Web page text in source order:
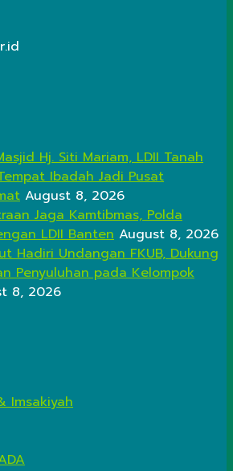
Hj. Siti Mariam, LDII Tanah
Ibadah Jadi Pusat
August 8, 2026
Jaga Kamtibmas, Polda
LDII Banten August 8, 2026
Hadiri Undangan FKUB, Dukung
Penyuluhan pada Kelompok
8, 2026
Imsakiyah